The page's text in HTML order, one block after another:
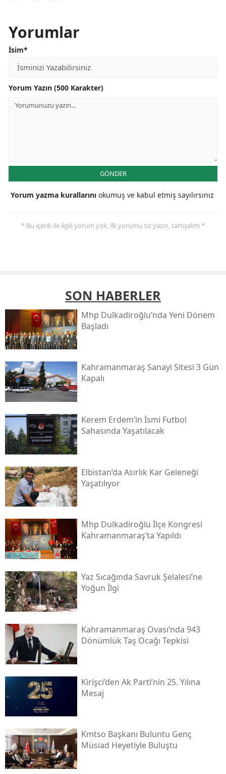
Yorumlar
İsim*
Yorum Yazın (500 Karakter)
GÖNDER
Yorum yazma kurallarını okumuş ve kabul etmiş sayılırsınız
* Bu içerik ile ilgili yorum yok, ilk yorumu siz yazın, tartışalım *
SON HABERLER
Mhp Dulkadiroğlu’nda Yeni Dönem
Başladı
Kahramanmaraş Sanayi Sitesi 3 Gün
Kapalı
Kerem Erdem’in İsmi Futbol
Sahasında Yaşatılacak
Elbistan’da Asırlık Kar Geleneği
Yaşatılıyor
Mhp Dulkadiroğlu İlçe Kongresi
Kahramanmaraş’ta Yapıldı
Yaz Sıcağında Savruk Şelalesi’ne
Yoğun İlgi
Kahramanmaraş Ovası’nda 943
Dönümlük Taş Ocağı Tepkisi
Kirişci’den Ak Parti’nin 25. Yılına
Mesaj
Kmtso Başkanı Buluntu Genç
Müsi̇ad Heyetiyle Buluştu